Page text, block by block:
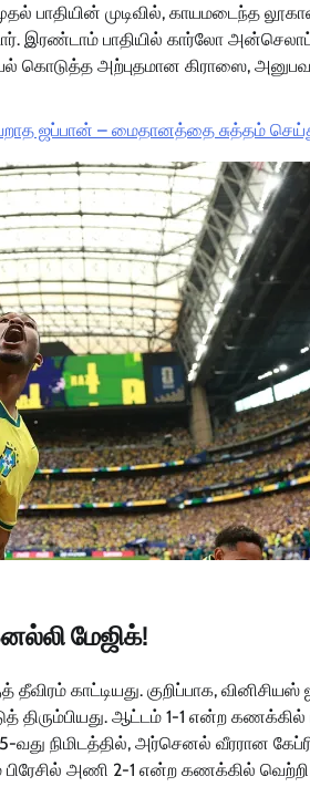
பாதியின் முடிவில், காயமடைந்த
இரண்டாம் பாதியில் கார்லோ
கொடுத்த அற்புதமான கிராஸை,
ஜப்பான் – மைதானத்தை சுத்தம்
மேஜிக்!
தீவிரம் காட்டியது. குறிப்பாக,
ஆட்டம் 1-1 என்ற கணக்கில்
நிமிடத்தில், அர்செனல் வீரரான
அணி 2-1 என்ற கணக்கில் வெற்றி